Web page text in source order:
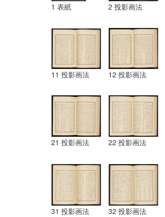
1 表紙 2 投影画法
11 投影画法 12 投影画法
21 投影画法 22 投影画法
31 投影画法 32 投影画法